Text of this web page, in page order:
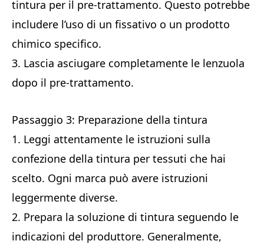
tintura per il pre-trattamento. Questo potrebbe
includere l’uso di un fissativo o un prodotto
chimico specifico.
3. Lascia asciugare completamente le lenzuola
dopo il pre-trattamento.
Passaggio 3: Preparazione della tintura
1. Leggi attentamente le istruzioni sulla
confezione della tintura per tessuti che hai
scelto. Ogni marca può avere istruzioni
leggermente diverse.
2. Prepara la soluzione di tintura seguendo le
indicazioni del produttore. Generalmente,